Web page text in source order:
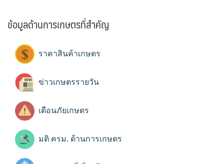
ข้อมูลด้านการเกษตรที่สำคัญ
ราคาสินค้าเกษตร
ข่าวเกษตรรายวัน
เตือนภัยเกษตร
มติ ครม. ด้านการเกษตร